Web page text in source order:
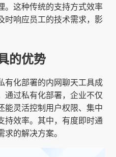
。这种传统的支持方式效率
时响应员工的技术需求，影
的优势
有化部署的内网聊天工具成
通过私有化部署，企业不仅
能灵活控制用户权限、集中
持效率。其中，有度即时通
的解决方案。